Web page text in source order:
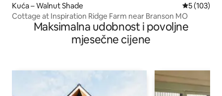
Kuća – Walnut Shade Prosječna
5 (103)
Cottage at Inspiration Ridge Farm near Branson MO
Maksimalna udobnost i povoljne
mjesečne cijene